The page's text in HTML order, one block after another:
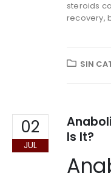
steroids
recovery,
SIN
02
JUL
Is It?